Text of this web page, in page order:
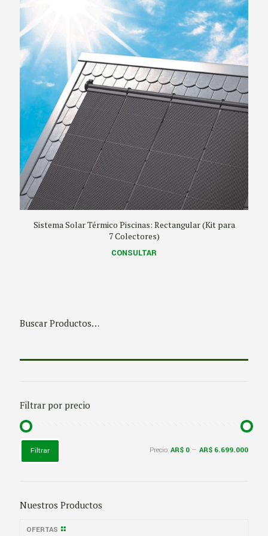
hasta
AR$ 6.688.708
Sistema Solar Térmico Piscinas: Rectangular (Kit para
7 Colectores)
CONSULTAR
Buscar Productos…
Filtrar por precio
Precio
mínimo
Precio
máximo
Filtrar Precio:AR$ 0 — AR$ 6.699.000
Nuestros Productos
OFERTAS